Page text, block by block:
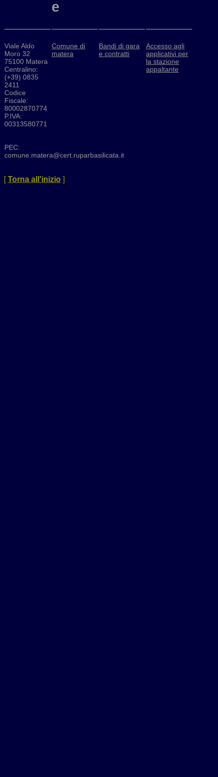
e
Viale Aldo
Moro 32
75100 Matera
Centralino:
(+39) 0835
2411
Codice
Fiscale:
80002870774
P.IVA:
00313580771
PEC:
comune.matera@cert.ruparbasilicata.it
Comune di
matera
Bandi di gara
e contratti
Accesso agli
applicativi per
la stazione
appaltante
[Torna all'inizio ]